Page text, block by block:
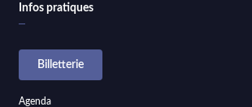
Infos pratiques
Billetterie
Agenda